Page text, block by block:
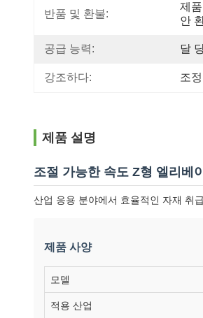
반품 및 환불:
제
안
공급 능력: 달
강조하다: 조
제품 설명
조절 가능한 속도 Z형 엘리베
산업 응용 분야에서 효율적인 자재 취
제품 사양
모델
적용 산업